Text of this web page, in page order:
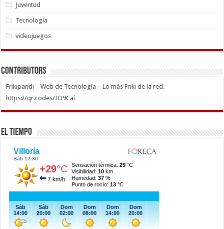
Juventud
Tecnología
videojuegos
Contributors
Frikipandi – Web de Tecnología – Lo más Friki de la red.
https://qr.codes/IO9Cai
El Tiempo